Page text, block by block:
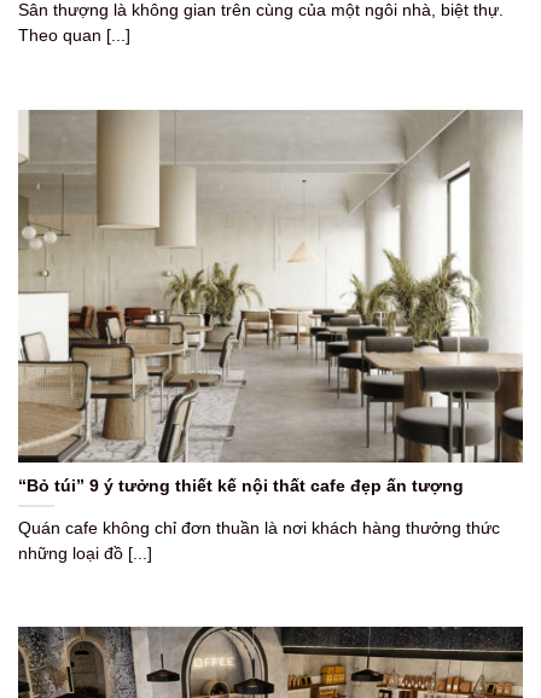
Sân thượng là không gian trên cùng của một ngôi nhà, biệt thự.
Theo quan [...]
“Bỏ túi” 9 ý tưởng thiết kế nội thất cafe đẹp ấn tượng
Quán cafe không chỉ đơn thuần là nơi khách hàng thưởng thức
những loại đồ [...]